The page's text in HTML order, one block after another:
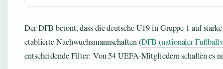
Der DFB betont, dass die deutsche U19 in Gruppe 1 auf
etablierte Nachwuchsmannschaften (DFB (nationaler
entscheidende Filter: Von 54 UEFA-Mitgliedern schaffen es